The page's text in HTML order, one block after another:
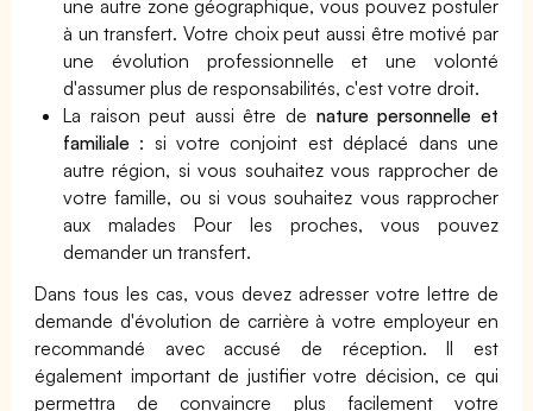
une autre zone géographique, vous pouvez postuler
à un transfert. Votre choix peut aussi être motivé par
une évolution professionnelle et une volonté
d'assumer plus de responsabilités, c'est votre droit.
La raison peut aussi être de nature personnelle et
familiale : si votre conjoint est déplacé dans une
autre région, si vous souhaitez vous rapprocher de
votre famille, ou si vous souhaitez vous rapprocher
aux malades Pour les proches, vous pouvez
demander un transfert.
Dans tous les cas, vous devez adresser votre lettre de
demande d'évolution de carrière à votre employeur en
recommandé avec accusé de réception. Il est
également important de justifier votre décision, ce qui
permettra de convaincre plus facilement votre